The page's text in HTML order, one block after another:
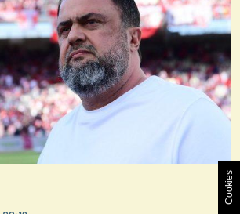
Cookies